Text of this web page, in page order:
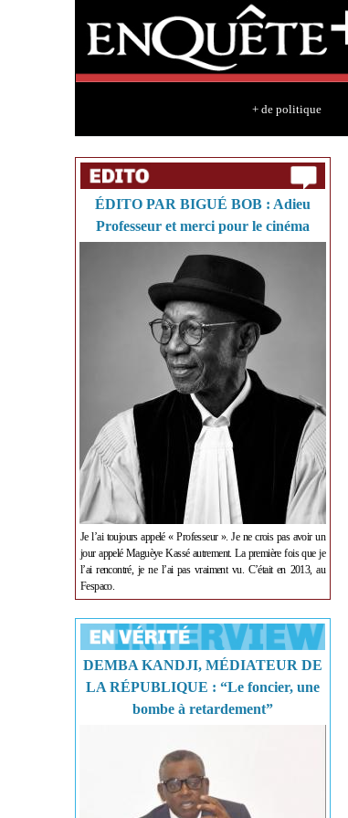
+ de politique
ÉDITO PAR BIGUÉ BOB : Adieu
Professeur et merci pour le cinéma
Je l’ai toujours appelé « Professeur ». Je ne crois pas avoir un
jour appelé Maguèye Kassé autrement. La première fois que je
l’ai rencontré, je ne l’ai pas vraiment vu. C’était en 2013, au
Fespaco.
DEMBA KANDJI, MÉDIATEUR DE
LA RÉPUBLIQUE : “Le foncier, une
bombe à retardement”